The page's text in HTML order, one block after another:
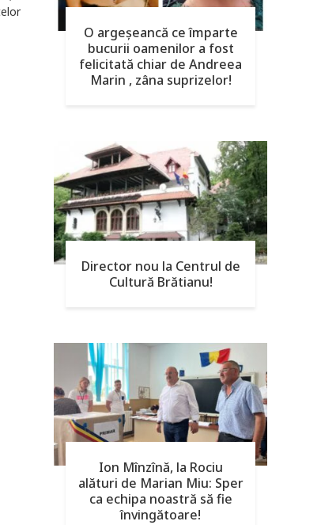
O argeşeancă ce împarte
bucurii oamenilor a fost
felicitată chiar de Andreea
Marin , zâna suprizelor!
Director nou la Centrul de
Cultură Brătianu!
Ion Mînzînă, la Rociu
alături de Marian Miu: Sper
ca echipa noastră să fie
învingătoare!